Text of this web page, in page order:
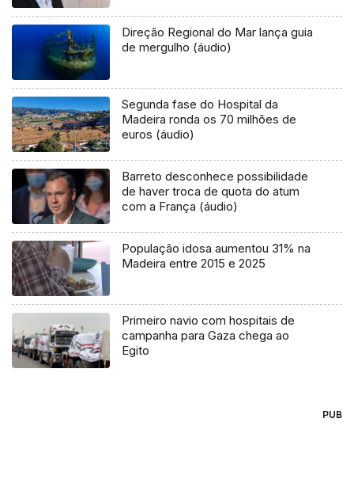
Direção Regional do Mar lança guia
de mergulho (áudio)
Segunda fase do Hospital da
Madeira ronda os 70 milhões de
euros (áudio)
Barreto desconhece possibilidade
de haver troca de quota do atum
com a França (áudio)
População idosa aumentou 31% na
Madeira entre 2015 e 2025
Primeiro navio com hospitais de
campanha para Gaza chega ao
Egito
PUB